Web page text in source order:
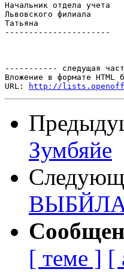
Начальник отдела учета
Львовского филиала
Татьяна
----------------------
----------- следущая
Вложение в формате HTML
URL:
http://
Зумбяйе
[ теме ] [